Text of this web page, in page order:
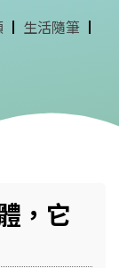
生活隨筆
，它